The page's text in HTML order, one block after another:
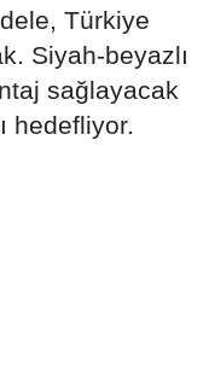
Türkiye
Siyah-beyazlı
sağlayacak
hedefliyor.